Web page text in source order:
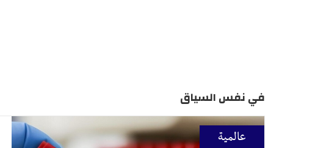
في نفس السياق
عالمية